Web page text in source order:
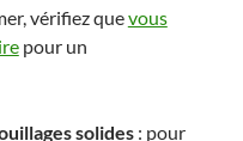
vérifiez quevous
pour un
solides: pour